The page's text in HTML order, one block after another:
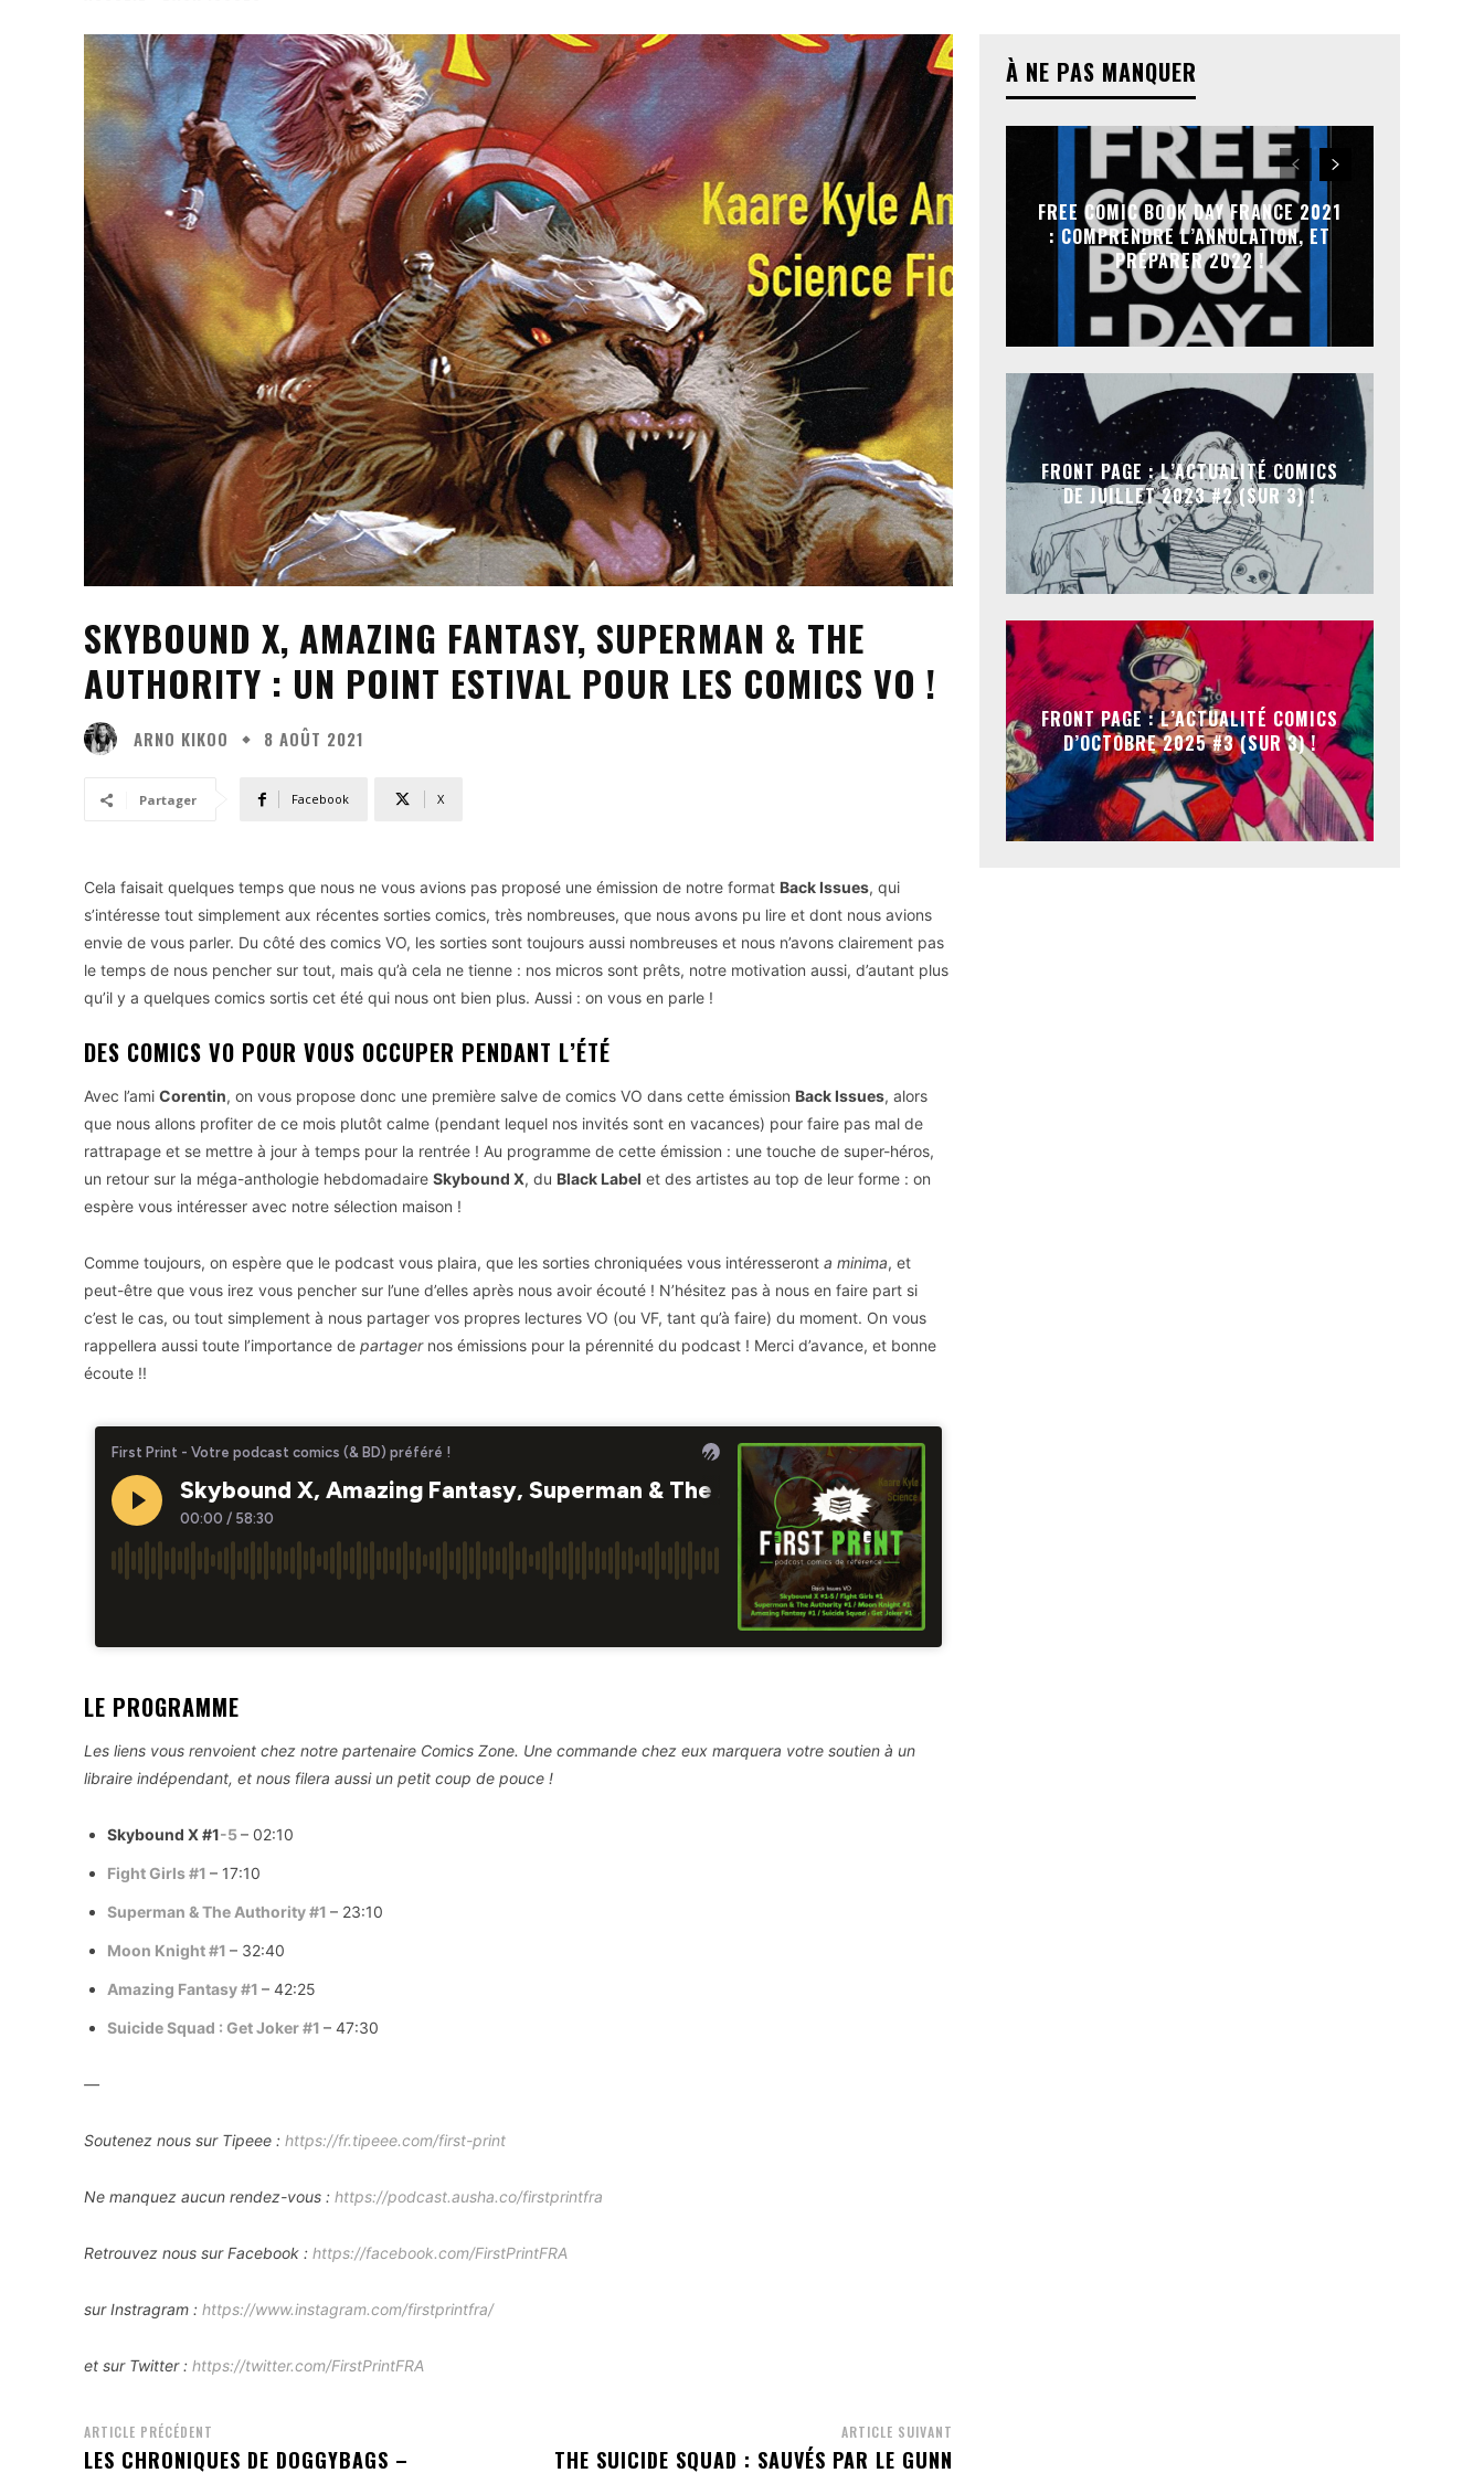
SKYBOUND X, AMAZING FANTASY, SUPERMAN & THE
AUTHORITY : UN POINT ESTIVAL POUR LES COMICS VO !
ARNO KIKOO 8 AOÛT 2021
Partager Facebook X
Cela faisait quelques temps que nous ne vous avions pas proposé une émission de notre format Back Issues, qui
s’intéresse tout simplement aux récentes sorties comics, très nombreuses, que nous avons pu lire et dont nous avions
envie de vous parler. Du côté des comics VO, les sorties sont toujours aussi nombreuses et nous n’avons clairement pas
le temps de nous pencher sur tout, mais qu’à cela ne tienne : nos micros sont prêts, notre motivation aussi, d’autant plus
qu’il y a quelques comics sortis cet été qui nous ont bien plus. Aussi : on vous en parle !
DES COMICS VO POUR VOUS OCCUPER PENDANT L’ÉTÉ
Avec l’ami Corentin, on vous propose donc une première salve de comics VO dans cette émission Back Issues, alors
que nous allons profiter de ce mois plutôt calme (pendant lequel nos invités sont en vacances) pour faire pas mal de
rattrapage et se mettre à jour à temps pour la rentrée ! Au programme de cette émission : une touche de super-héros,
un retour sur la méga-anthologie hebdomadaire Skybound X, du Black Label et des artistes au top de leur forme : on
espère vous intéresser avec notre sélection maison !
Comme toujours, on espère que le podcast vous plaira, que les sorties chroniquées vous intéresseront a minima, et
peut-être que vous irez vous pencher sur l’une d’elles après nous avoir écouté ! N’hésitez pas à nous en faire part si
c’est le cas, ou tout simplement à nous partager vos propres lectures VO (ou VF, tant qu’à faire) du moment. On vous
rappellera aussi toute l’importance de partagernos émissions pour la pérennité du podcast ! Merci d’avance, et bonne
écoute !!
LE PROGRAMME
Les liens vous renvoient chez notre partenaire Comics Zone. Une commande chez eux marquera votre soutien à un
libraire indépendant, et nous filera aussi un petit coup de pouce !
Skybound X #1-5– 02:10
Fight Girls #1 – 17:10
Superman & The Authority #1 – 23:10
Moon Knight #1 – 32:40
Amazing Fantasy #1 – 42:25
Suicide Squad : Get Joker #1 – 47:30
—
Soutenez nous sur Tipeee : https://fr.tipeee.com/first-print
Ne manquez aucun rendez-vous : https://podcast.ausha.co/firstprintfra
Retrouvez nous sur Facebook : https://facebook.com/FirstPrintFRA
sur Instragram : https://www.instagram.com/firstprintfra/
et sur Twitter : https://twitter.com/FirstPrintFRA
ARTICLE PRÉCÉDENT
LES CHRONIQUES DE DOGGYBAGS –
ARTICLE SUIVANT
THE SUICIDE SQUAD : SAUVÉS PAR LE GUNN
À NE PAS MANQUER
FREE COMIC BOOK DAY FRANCE 2021
: COMPRENDRE L’ANNULATION, ET
PRÉPARER 2022 !
FRONT PAGE : L’ACTUALITÉ COMICS
DE JUILLET 2023 #2 (SUR 3) !
FRONT PAGE : L’ACTUALITÉ COMICS
D’OCTOBRE 2025 #3 (SUR 3) !